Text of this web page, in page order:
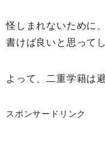
怪しまれないために
書けば良いと思って
よって、二重学籍は
スポンサードリンク